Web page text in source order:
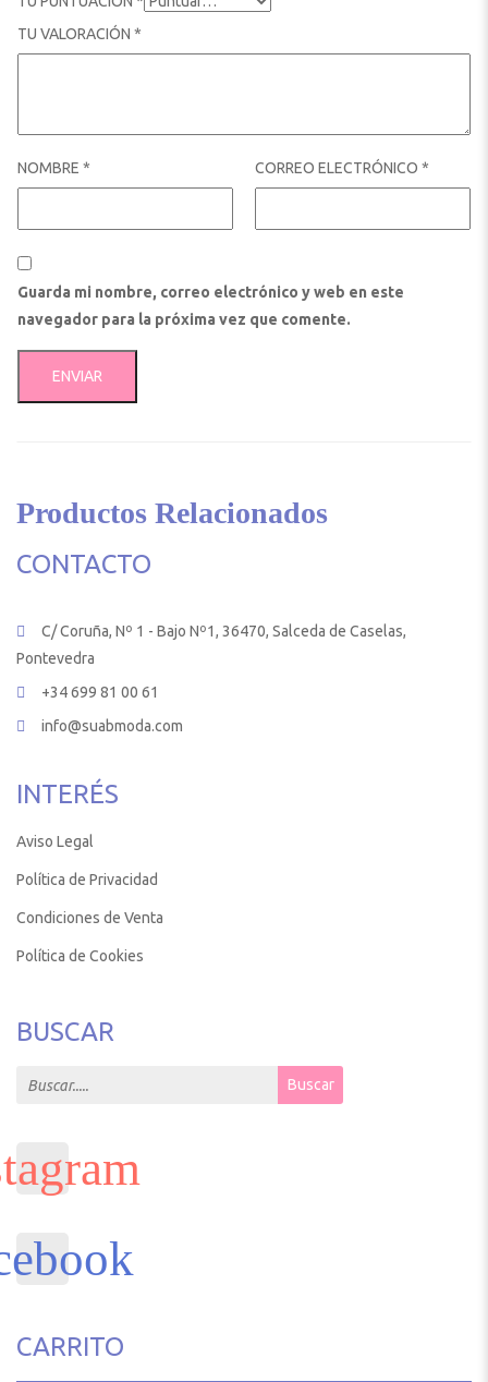
TU VALORACIÓN *
NOMBRE * CORREO ELECTRÓNICO *
Guarda mi nombre, correo electrónico y web en este
navegador para la próxima vez que comente.
Productos Relacionados
CONTACTO
C/ Coruña, Nº 1 - Bajo Nº1, 36470, Salceda de Caselas,
Pontevedra
+34 699 81 00 61
info@suabmoda.com
INTERÉS
Aviso Legal
Política de Privacidad
Condiciones de Venta
Política de Cookies
BUSCAR
Search for: Buscar
CARRITO